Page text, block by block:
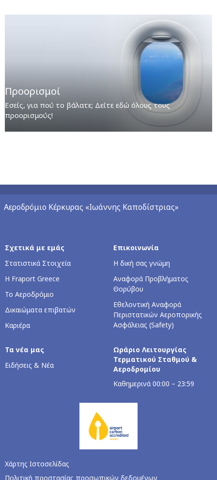
Προορισμοί
Εσείς, για πού το βάλατε; Δείτε εδώ όλους τους
προορισμούς!
Αεροδρόμιο Κέρκυρας «Ιωάννης Καποδίστριας»
Σχετικά με εμάς
Στατιστικά Στοιχεία
Η Fraport Greece
Το Αεροδρόμιο
Δικαιώματα επιβατών
Καριέρα
Επικοινωνία
Η δική σας γνώμη
Αναφορά Προβλήματος
Θορύβου
Εθελοντική Αναφορά
Περιστατικών Αεροπορικής
Ασφάλειας (Safety)
Τα νέα μας
Ειδήσεις & Νέα
Ωράριο Λειτουργίας
Τερματικού Σταθμού &
Αεροδρομίου
Kαθημερινά 00:00 – 23:59
Χάρτης Ιστοσελίδας
Πολιτική προστασίας προσωπικών δεδομένων